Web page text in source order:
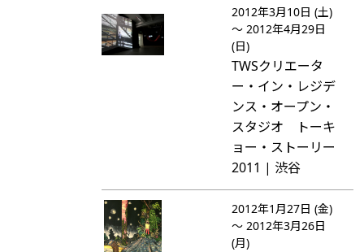
2012年3月10日 (土)
～ 2012年4月29日
(日)
TWSクリエータ
ー・イン・レジデ
ンス・オープン・
スタジオ トーキ
ョー・ストーリー
2011 | 渋谷
2012年1月27日 (金)
～ 2012年3月26日
(月)